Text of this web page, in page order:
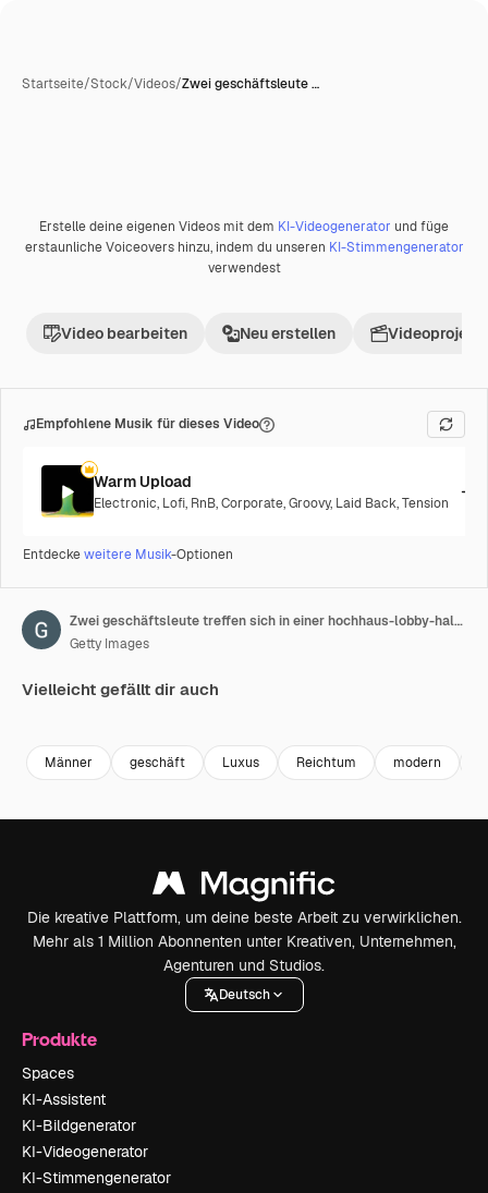
Startseite/Stock/Videos/Zwei geschäftsleute …
Premium
Erstelle deine eigenen Videos mit dem KI-Videogenerator und füge
erstaunliche Voiceovers hinzu, indem du unseren KI-Stimmengenerator
verwendest
Video bearbeiten Neu erstellen Videoprojekt
Empfohlene Musik für dieses Video
Warm Upload
Electronic, Lofi, RnB,Corporate,Groovy, Laid Back,Tension
Entdeckeweitere Musik-Optionen
Zwei geschäftsleute treffen sich in einer hochhaus-lobby-halle und sprechen über zukünftige finanzabkommen.
Getty Images
Vielleicht gefällt dir auch
Männer geschäft Luxus Reichtum modern
Die kreative Plattform, um deine beste Arbeit zu verwirklichen.
Mehr als 1 Million Abonnenten unter Kreativen, Unternehmen,
Agenturen und Studios.
Deutsch
Produkte
Spaces
KI-Assistent
KI-Bildgenerator
KI-Videogenerator
KI-Stimmengenerator